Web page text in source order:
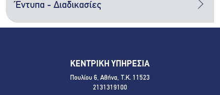
Έντυπα - Διαδικασίες
ΚΕΝΤΡΙΚΗ ΥΠΗΡΕΣΙΑ
Πουλίου 6, Αθήνα, Τ.Κ. 11523
2131319100